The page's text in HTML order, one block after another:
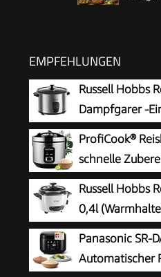
EMPFEHLUNGEN
Russell Hobbs
Dampfgarer -
antihaftbeschichteter
Messbecher, Edelstahl,
für Gemüse & Fisch
ProfiCook®
schnelle
|
& Reislöffel | Rice
Reiskocher mit
Russell Hobbs
0,4l
antihaftbeschichteter
Messbecher, ideal auch
Reiswärmer) 27020-56
Panasonic SR-
Automatischer